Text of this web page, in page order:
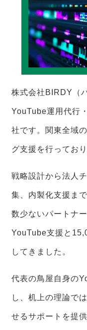
株式会社BIRDY（
YouTube運用代行
社です。関東全域
グ支援を行っており
戦略設計から法人
集、内製化支援ま
数少ないパートナ
YouTube支援と
してきました。
代表の鳥屋自身の
し、机上の理論で
せるサポートを提